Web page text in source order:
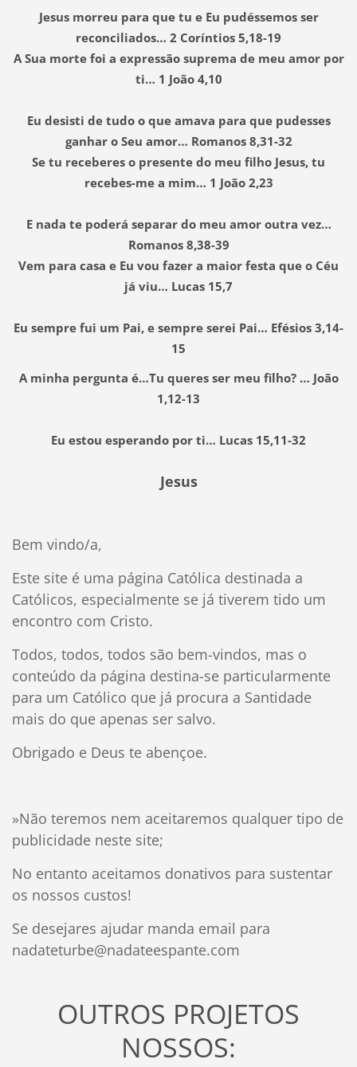
Jesus morreu para que tu e Eu pudéssemos ser
reconciliados… 2 Coríntios 5,18-19
A Sua morte foi a expressão suprema de meu amor por
ti… 1 João 4,10
Eu desisti de tudo o que amava para que pudesses
ganhar o Seu amor… Romanos 8,31-32
Se tu receberes o presente do meu filho Jesus, tu
recebes-me a mim… 1 João 2,23
E nada te poderá separar do meu amor outra vez…
Romanos 8,38-39
Vem para casa e Eu vou fazer a maior festa que o Céu
já viu… Lucas 15,7
Eu sempre fui um Pai, e sempre serei Pai… Efésios 3,14-
15
A minha pergunta é…Tu queres ser meu filho? … João
1,12-13
Eu estou esperando por ti… Lucas 15,11-32
Jesus
Bem vindo/a,
Este site é uma página Católica destinada a
Católicos, especialmente se já tiverem tido um
encontro com Cristo.
Todos, todos, todos são bem-vindos, mas o
conteúdo da página destina-se particularmente
para um Católico que já procura a Santidade
mais do que apenas ser salvo.
Obrigado e Deus te abençoe.
»Não teremos nem aceitaremos qualquer tipo de
publicidade neste site;
No entanto aceitamos donativos para sustentar
os nossos custos!
Se desejares ajudar manda email para
nadateturbe@nadateespante.com
OUTROS PROJETOS
NOSSOS: